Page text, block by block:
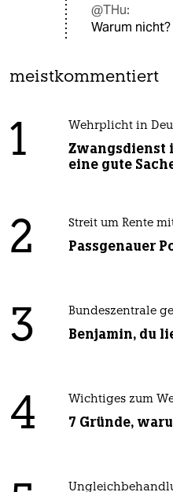
@THu:
Warum nicht?
meistkommentiert
1 Wehrplicht in
Zwangsdienst
eine gute
2 Streit um Rente
Passgenauer
3 Bundeszentrale
Benjamin, du
4 Wichtiges zum
7 Gründe,